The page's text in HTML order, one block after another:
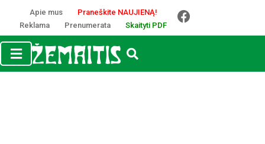
Apie mus
Praneškite NAUJIENĄ!
Reklama
Prenumerata Skaityti PDF